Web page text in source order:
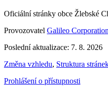
Oficiální stránky obce Žlebské
Provozovatel Galileo
Poslední aktualizace: 7. 8. 2026
Změna vzhledu, Struktura
Prohlášení o přístupnosti